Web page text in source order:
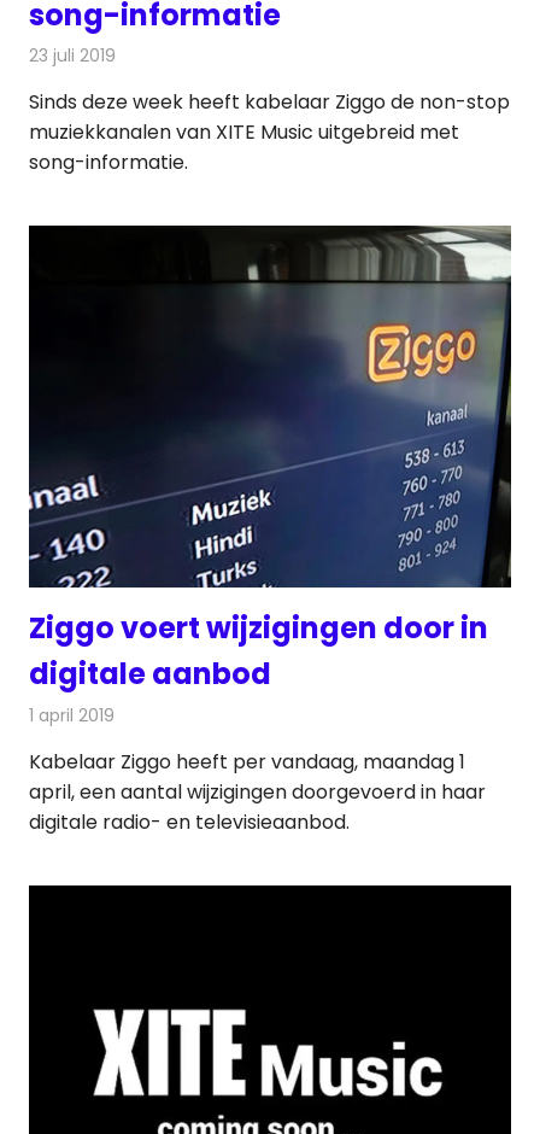
song-informatie
23 juli 2019
Sinds deze week heeft kabelaar Ziggo de non-stop
muziekkanalen van XITE Music uitgebreid met
song-informatie.
Ziggo voert wijzigingen door in
digitale aanbod
1 april 2019
Kabelaar Ziggo heeft per vandaag, maandag 1
april, een aantal wijzigingen doorgevoerd in haar
digitale radio- en televisieaanbod.